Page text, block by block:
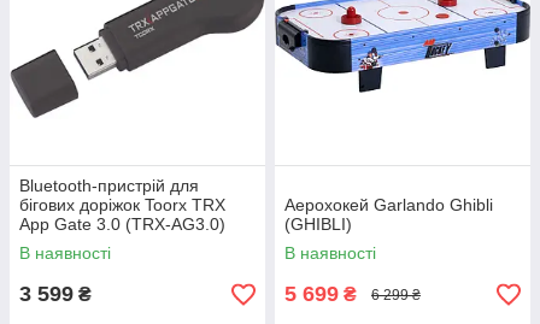
Bluetooth-пристрій для
бігових доріжок Toorx TRX
App Gate 3.0 (TRX-AG3.0)
В наявності
3 599 ₴
Аерохокей Garlando Ghibli
(GHIBLI)
В наявності
5 699 ₴ 6 299 ₴